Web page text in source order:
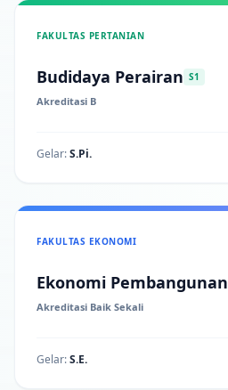
FAKULTAS PERTANIAN
Budidaya Perairan S1
Akreditasi B
Gelar:S.Pi.
FAKULTAS EKONOMI
Ekonomi Pembangunan
Akreditasi Baik Sekali
Gelar:S.E.